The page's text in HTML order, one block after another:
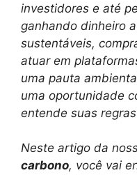
investidores e até
ganhando dinheiro
sustentáveis,
atuar em
uma pauta
uma oportunidade
entende suas
Neste artigo da
carbono, você vai